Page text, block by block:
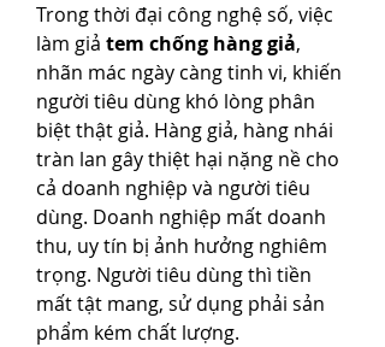
Trong thời đại công nghệ số, việc
làm giả tem chống hàng giả,
nhãn mác ngày càng tinh vi, khiến
người tiêu dùng khó lòng phân
biệt thật giả. Hàng giả, hàng nhái
tràn lan gây thiệt hại nặng nề cho
cả doanh nghiệp và người tiêu
dùng. Doanh nghiệp mất doanh
thu, uy tín bị ảnh hưởng nghiêm
trọng. Người tiêu dùng thì tiền
mất tật mang, sử dụng phải sản
phẩm kém chất lượng.